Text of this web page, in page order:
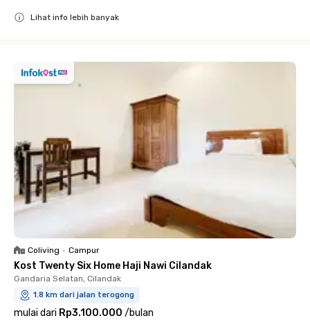
Lihat info lebih banyak
Coliving • Campur
Kost Twenty Six Home Haji Nawi Cilandak
Gandaria Selatan, Cilandak
1.8 km dari jalan terogong
mulai dari Rp3.100.000 /bulan